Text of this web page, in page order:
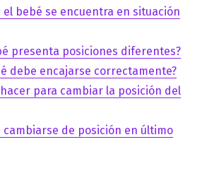
el bebé se encuentra en situación
presenta posiciones diferentes?
debe encajarse correctamente?
para cambiar la posición del
cambiarse de posición en último